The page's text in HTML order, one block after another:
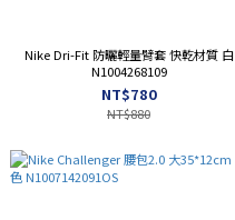
Nike Dri-Fit 防曬輕量臂套 快乾材質 白
N1004268109
NT$780
NT$880